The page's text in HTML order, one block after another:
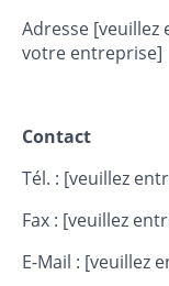
Adresse [veuillez
votre entreprise]
Contact
Tél. : [veuillez
Fax : [veuillez
E-Mail : [veuillez